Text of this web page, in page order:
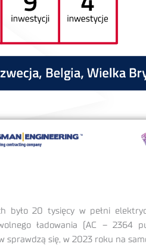
było 20 tysięcy w pełni
ładowania (AC – 2364
się, w 2023 roku na